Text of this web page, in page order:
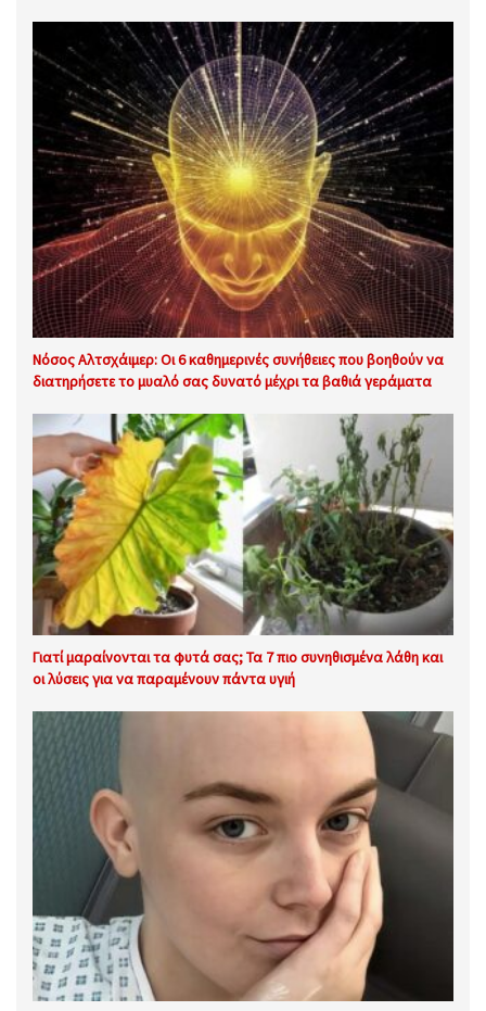
Νόσος Αλτσχάιμερ: Οι 6 καθημερινές συνήθειες που βοηθούν να
διατηρήσετε το μυαλό σας δυνατό μέχρι τα βαθιά γεράματα
Γιατί μαραίνονται τα φυτά σας; Τα 7 πιο συνηθισμένα λάθη και
οι λύσεις για να παραμένουν πάντα υγιή